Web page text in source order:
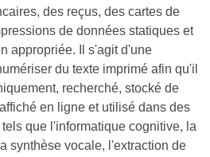
des reçus, des cartes de
de données statiques et
appropriée. Il s'agit d'une
du texte imprimé afin qu'il
recherché, stocké de
en ligne et utilisé dans des
que l'informatique cognitive, la
synthèse vocale, l'extraction de